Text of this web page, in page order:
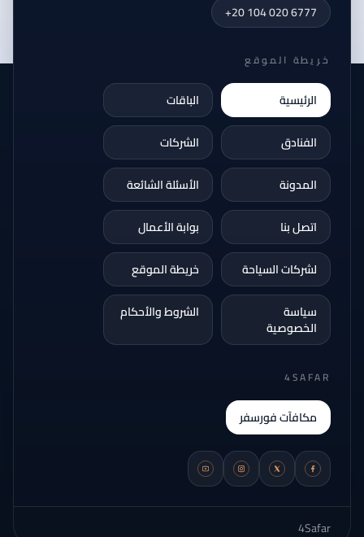
+20 104 020 6777
خريطة الموقع
الرئيسية
الباقات
الفنادق
الشركات
المدونة
الأسئلة الشائعة
اتصل بنا
بوابة الأعمال
لشركات السياحة
خريطة الموقع
سياسة
الخصوصية
الشروط والأحكام
4SAFAR
مكافآت فورسفر
4Safar